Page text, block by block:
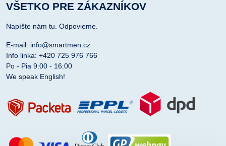
VŠETKO PRE ZÁKAZNÍKOV
Napíšte nám tu. Odpovieme.
E-mail: info@smartmen.cz
Info linka: +420 725 976 766
Po - Pia 9:00 - 16:00
We speak English!